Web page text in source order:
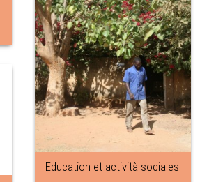
Education et actività sociales